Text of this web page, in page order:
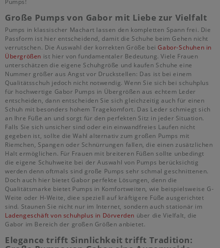
Pumps!
Große Pumps von Gabor mit Liebe zur Vielfalt
Pumps in klassischer Machart lassen den kompletten Spann frei. Die
Passform ist hier entscheidend, damit die Schuhe beim Gehen nicht
verrutschen. Die Auswahl der korrekten Größe beiGabor-Schuhen in
Übergrößen ist hier von fundamentaler Bedeutung. Viele Frauen
unterschätzen die eigene Schuhgröße und kaufen Schuhe eine
Nummer größer aus Angst vor Druckstellen: Das ist bei einem
Qualitätsschuh jedoch nicht notwendig. Wenn Sie sich bei schuhplus
für hochwertige Gabor Pumps in Übergrößen aus echtem Leder
entscheiden, dann entscheiden Sie sich gleichzeitig auch für einen
Schuh mit besonders hohem Tragekomfort. Das Leder schmiegt sich
an Ihre Füße an und sorgt für den perfekten Sitz in jeder Situation.
Falls Sie sich unsicher sind oder ein einwandfreies Laufen nicht
gegeben ist, sollte die Wahl alternativ zum großen Pumps mit
Riemchen, Spangen oder Schnürrungen fallen, die einen zusätzlichen
Halt ermöglichen. Für Frauen mit breiteren Füßen sollte unbedingt
die eigene Schuhweite bei der Auswahl von Pumps berücksichtig
werden denn oftmals sind große Pumps sehr schmal geschnittenen.
Doch auch hier bietet Gabor perfekte Lösungen, denn die
Qualitätsmarke bietet Pumps in Komfortweiten, wie beispielsweise G-
Weite oder H-Weite, diee speziell auf kräftigere Füße ausgerichtet
sind. Staunen Sie nicht nur im Internet, sondern auch stationär im
Ladengeschäft von schuhplus in Dörverden über die Vielfalt, die
Gabor im Bereich der großen Größen anbietet.
Elegance trifft Sinnlichkeit trifft Tradition: